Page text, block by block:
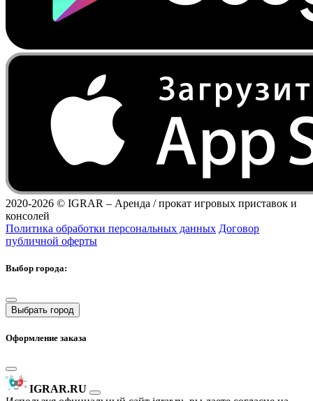
2020-2026 © IGRAR – Аренда / прокат игровых приставок и
консолей
Политика обработки персональных данных Договор
публичной оферты
Выбор города:
Выбрать город
Оформление заказа
IGRAR.RU